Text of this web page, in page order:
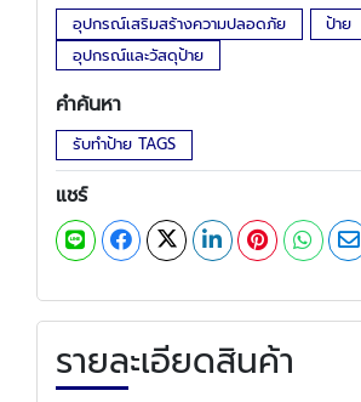
อุปกรณ์เสริมสร้างความปลอดภัย
ป้าย
อุปกรณ์และวัสดุป้าย
คำค้นหา
รับทำป้าย TAGS
แชร์
รายละเอียดสินค้า